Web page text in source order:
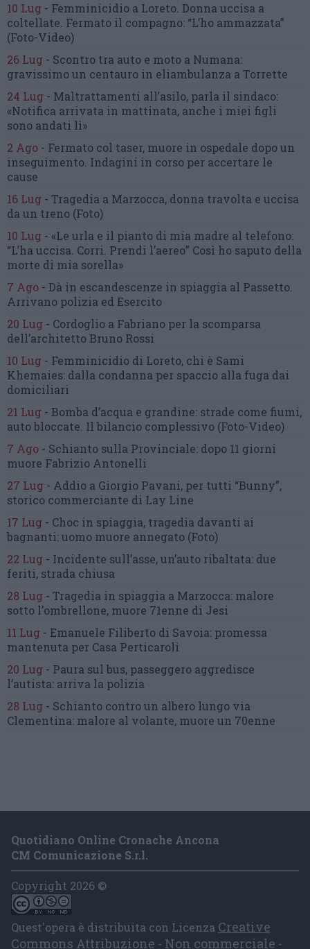
10 Lug - Femminicidio a Loreto. Donna uccisa a
coltellate. Fermato il compagno: “L’ho ammazzata”
(Foto-Video)
26 Lug - Scontro tra auto e moto a Numana:
gravissimo un centauro in eliambulanza a Torrette
24 Lug - Maltrattamenti all’asilo, parla il sindaco:
«Notifica arrivata in mattinata, anche i miei figli
sono andati lì»
2 Ago - Fermato col taser, muore in ospedale dopo un
inseguimento. Indagini in corso per accertare le
cause
16 Lug - Tragedia a Marzocca, donna travolta e uccisa
da un treno (Foto)
10 Lug - «Le urla e il pianto di mia madre al telefono:
“L’ha uccisa. Corri. Prendi l’aereo” Così ho saputo della
morte di mia sorella»
7 Ago - Dà in escandescenze in spiaggia al Passetto.
Arrivano polizia ed Esercito
20 Lug - Cordoglio a Fabriano per la scomparsa
dell’architetto Bruno Rossi
10 Lug - Femminicidio di Loreto, chi è Sami
Khemaies: dalla condanna per spaccio alla fuga dai
domiciliari
21 Lug - Bomba d’acqua e grandine: strade come fiumi,
auto bloccate. Il bilancio complessivo (Foto-Video)
7 Ago - Schianto sulla Provinciale: dopo 11 giorni
muore Fabrizio Antonelli
27 Lug - Addio a Giorgio Pavani, per tutti “Bunny”,
storico commerciante di Lay Line
17 Lug - Choc in spiaggia, tragedia davanti ai
bagnanti:uomo muore annegato (Foto)
22 Lug - Incidente sull’asse, un’auto ribaltata: due
feriti, strada chiusa
28 Lug - Tragedia in spiaggia a Marzocca: malore
sotto l’ombrellone, muore 71enne di Jesi
11 Lug - Emanuele Filiberto di Savoia: promessa
mantenuta per Casa Perticaroli
20 Lug - Paura sul bus, passeggero aggredisce
l’autista: arriva la polizia
28 Lug - Schianto contro un albero lungo via
Clementina: malore al volante, muore un 70enne
Quotidiano Online Cronache Ancona
CM Comunicazione S.r.l.
Copyright 2026 ©
Quest'opera è distribuita con Licenza Creative
Commons Attribuzione - Non commerciale -